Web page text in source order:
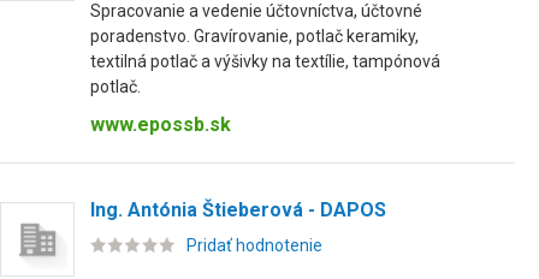
Spracovanie a vedenie účtovníctva, účtovné
poradenstvo. Gravírovanie, potlač keramiky,
textilná potlač a výšivky na textílie, tampónová
potlač.
www.epossb.sk
Ing. Antónia Štieberová - DAPOS
Pridať hodnotenie